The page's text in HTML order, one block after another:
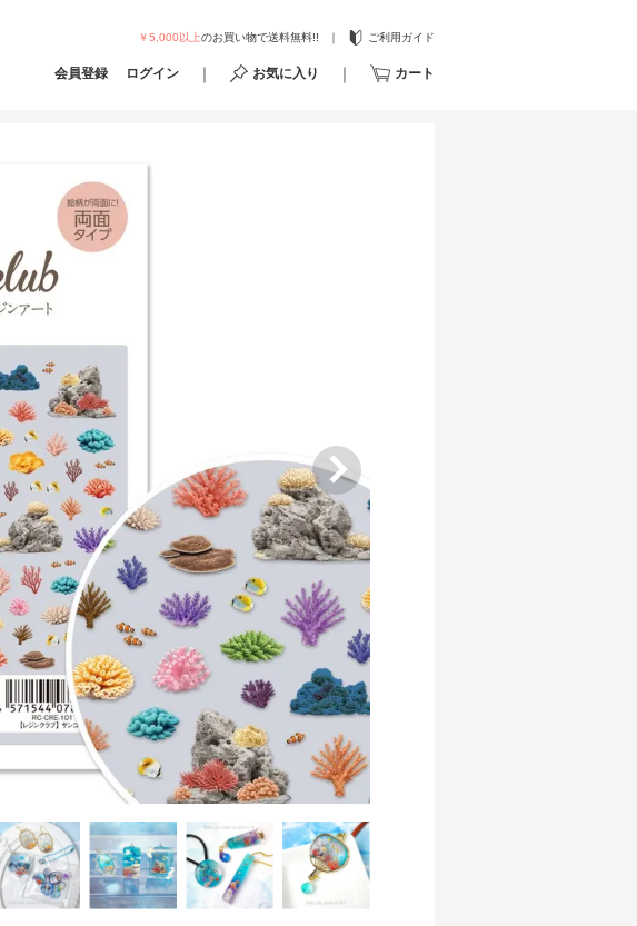
￥5,000以上のお買い物で送料無料!! ご利用ガイド
会員登録 ログイン お気に入り カート